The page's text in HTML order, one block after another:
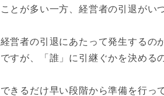
ことが多い一方、経営者の引退がい
経営者の引退にあたって発生するの
ですが、「誰」に引継ぐかを決める
できるだけ早い段階から準備を行っ